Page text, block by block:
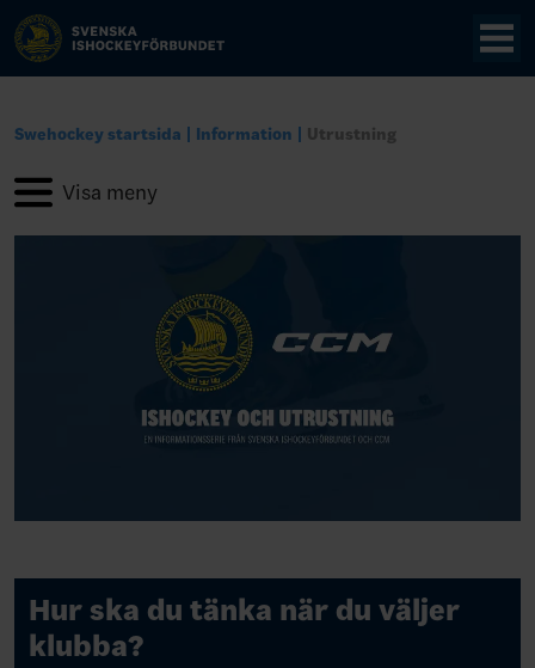
Swehockey startsida Information Utrustning
Hur ska du tänka när du väljer
klubba?